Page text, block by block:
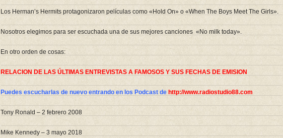
Los Herman’s Hermits protagonizaron películas como «Hold On» o «When The Boys Meet The Girls».
Nosotros elegimos para ser escuchada una de sus mejores canciones «No milk today».
En otro orden de cosas:
RELACION DE LAS ÚLTIMAS ENTREVISTAS A FAMOSOS Y SUS FECHAS DE EMISION
Puedes escucharlas de nuevo entrando en los Podcast de http://www.radiostudio88.com
Tony Ronald – 2 febrero 2008
Mike Kennedy – 3 mayo 2018